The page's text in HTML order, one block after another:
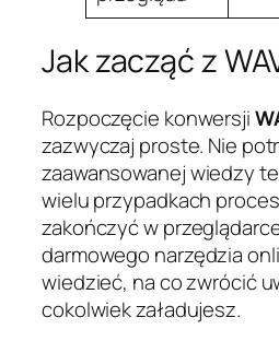
Jak zacząć z
Rozpoczęcie konwersji
zazwyczaj proste. Nie
zaawansowanej wiedzy
wielu przypadkach
zakończyć w
darmowego narzędzia
wiedzieć, na co zwrócić
cokolwiek załadujesz.